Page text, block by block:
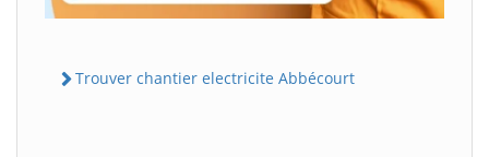
Trouver chantier electricite Abbécourt